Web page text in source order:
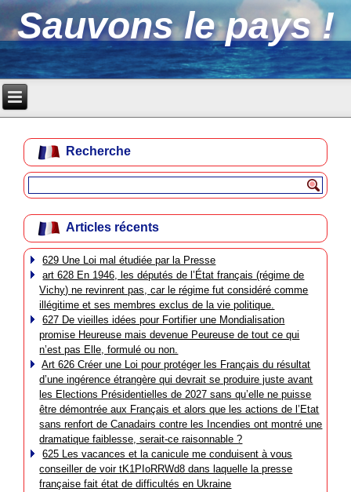
Sauvons le pays !
Recherche
Articles récents
629 Une Loi mal étudiée par la Presse
art 628 En 1946, les députés de l’État français (régime de
Vichy) ne revinrent pas, car le régime fut considéré comme
illégitime et ses membres exclus de la vie politique.
627 De vieilles idées pour Fortifier une Mondialisation
promise Heureuse mais devenue Peureuse de tout ce qui
n’est pas Elle, formulé ou non.
Art 626 Créer une Loi pour protéger les Français du résultat
d’une ingérence étrangère qui devrait se produire juste avant
les Elections Présidentielles de 2027 sans qu’elle ne puisse
être démontrée aux Français et alors que les actions de l’Etat
sans renfort de Canadairs contre les Incendies ont montré une
dramatique faiblesse, serait-ce raisonnable ?
625 Les vacances et la canicule me conduisent à vous
conseiller de voir tK1PIoRRWd8 dans laquelle la presse
française fait état de difficultés en Ukraine